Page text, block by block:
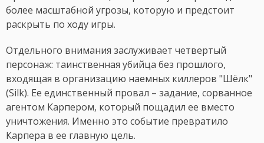
более масштабной угрозы, которую и предстоит
раскрыть по ходу игры.
Отдельного внимания заслуживает четвертый
персонаж: таинственная убийца без прошлого,
входящая в организацию наемных киллеров "Шёлк"
(Silk). Ее единственный провал – задание, сорванное
агентом Карпером, который пощадил ее вместо
уничтожения. Именно это событие превратило
Карпера в ее главную цель.